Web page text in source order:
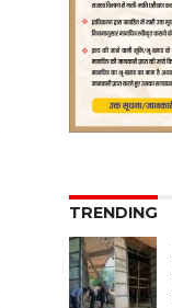
TRENDING